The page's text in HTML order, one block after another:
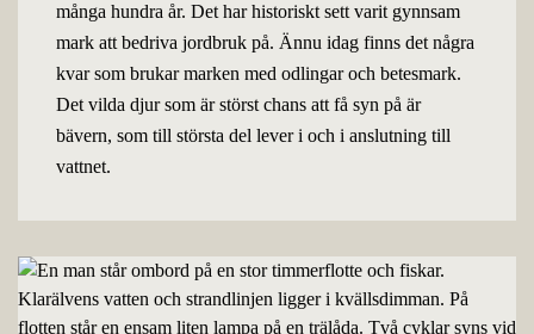
många hundra år. Det har historiskt sett varit gynnsam
mark att bedriva jordbruk på. Ännu idag finns det några
kvar som brukar marken med odlingar och betesmark.
Det vilda djur som är störst chans att få syn på är
bävern, som till största del lever i och i anslutning till
vattnet.